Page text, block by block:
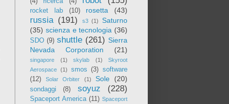
rocket lab (10) rosetta (43)
russia (191) s3 (1)
Saturno
(35) scienza e tecnologia (36)
SDO (9) shuttle (261) Sierra
Nevada Corporation
(21)
singapore (1) skylab (1)
Skyroot
Aerospace (1) smos (3) software
(12)
Solar Orbiter (1) Sole (20)
sondaggi (8) soyuz (228)
Spaceport America (11) Spaceport